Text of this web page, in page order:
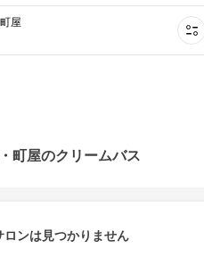
屋
町屋のクリームバス
ロンは見つかりません